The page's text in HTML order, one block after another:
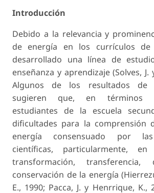
Introducción
Debido a la relevancia y
de energía en los currículos de
desarrollado una línea de
enseñanza y aprendizaje (Solves, J.
Algunos de los resultados de
sugieren que, en términos
estudiantes de la escuela
dificultades para la comprensión
energía consensuado por las
científicas, particularmente,
transformación, transferencia,
conservación de la energía
E., 1990; Pacca, J. y Henrrique, K.,